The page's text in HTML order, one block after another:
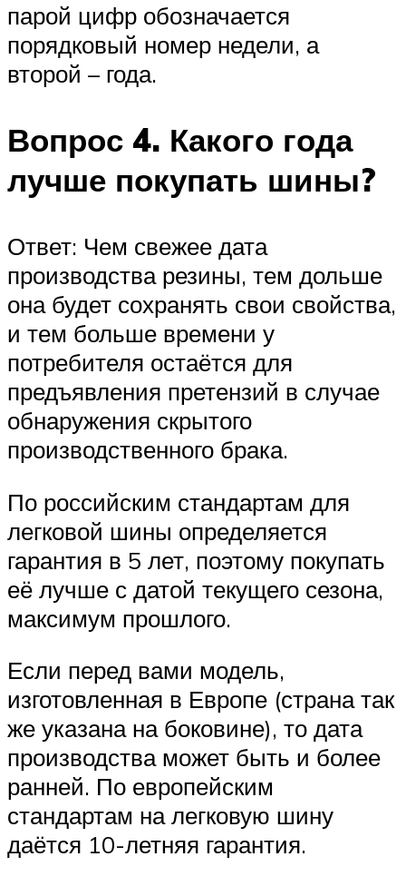
парой цифр обозначается
порядковый номер недели, а
второй – года.
Вопрос 4. Какого года
лучше покупать шины?
Ответ: Чем свежее дата
производства резины, тем дольше
она будет сохранять свои свойства,
и тем больше времени у
потребителя остаётся для
предъявления претензий в случае
обнаружения скрытого
производственного брака.
По российским стандартам для
легковой шины определяется
гарантия в 5 лет, поэтому покупать
её лучше с датой текущего сезона,
максимум прошлого.
Если перед вами модель,
изготовленная в Европе (страна так
же указана на боковине), то дата
производства может быть и более
ранней. По европейским
стандартам на легковую шину
даётся 10-летняя гарантия.